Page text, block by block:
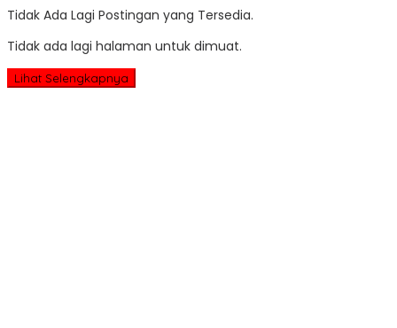
Tidak Ada Lagi Postingan yang Tersedia.
Tidak ada lagi halaman untuk dimuat.
Lihat Selengkapnya